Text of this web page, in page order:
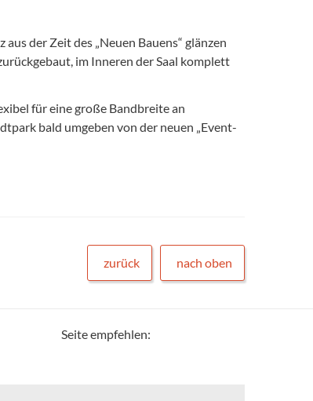
der Zeit des „Neuen Bauens“ glänzen
im Inneren der Saal komplett
für eine große Bandbreite an
bald umgeben von der neuen „Event-
zurück nach oben
Seite empfehlen: